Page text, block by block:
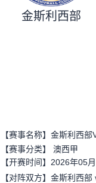
金斯利西部
【赛事名称】金斯利西
【赛事分类】 澳西甲
【开赛时间】2026年05
【对阵双方】金斯利西